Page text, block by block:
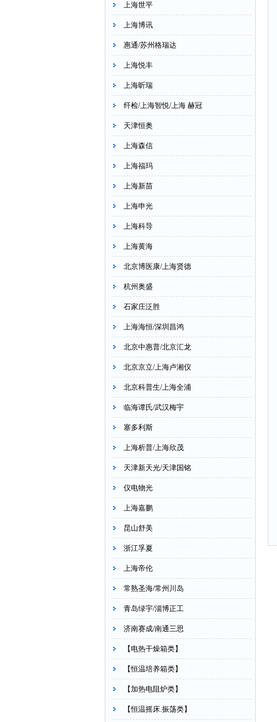
上海世平
上海博讯
惠通/苏州格瑞达
上海悦丰
上海昕瑞
纤检/上海智悦/上海 赫冠
天津恒奥
上海森信
上海福玛
上海新苗
上海申光
上海科导
上海黄海
北京博医康/上海贤德
杭州奥盛
石家庄泛胜
上海海恒/深圳昌鸿
北京中惠普/北京汇龙
北京京立/上海卢湘仪
北京科普生/上海全浦
临海谭氏/武汉梅宇
塞多利斯
上海析普/上海欣茂
天津新天光/天津国铭
仪电物光
上海嘉鹏
昆山舒美
浙江孚夏
上海帝伦
常熟圣海/常州川岛
青岛绿宇/淄博正工
济南赛成/南通三思
【电热干燥箱类】
【恒温培养箱类】
【加热电阻炉类】
【恒温摇床.振荡类】